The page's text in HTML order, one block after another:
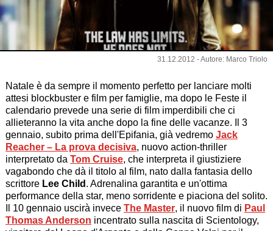
31.12.2012 - Autore: Marco Triolo
Natale è da sempre il momento perfetto per lanciare molti
attesi blockbuster e film per famiglie, ma dopo le Feste il
calendario prevede una serie di film imperdibili che ci
allieteranno la vita anche dopo la fine delle vacanze. Il 3
gennaio, subito prima dell'Epifania, già vedremo Jack
Reacher – La prova decisiva, nuovo action-thriller
interpretato da Tom Cruise, che interpreta il giustiziere
vagabondo che dà il titolo al film, nato dalla fantasia dello
scrittore Lee Child . Adrenalina garantita e un'ottima
performance della star, meno sorridente e piaciona del solito.
Il 10 gennaio uscirà invece The Master, il nuovo film di Paul
Thomas Anderson incentrato sulla nascita di Scientology,